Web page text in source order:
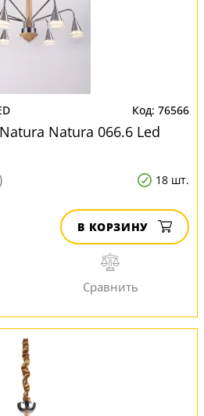
76566
Natura 066.6 Led
18 шт.
В КОРЗИНУ